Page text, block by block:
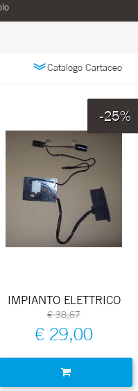
-25%
IMPIANTO ELETTRICO
€ 38,67
€ 29,00